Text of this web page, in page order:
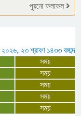
অক্ষর বাস্তবায়ন
ফরহাদ হোসেন
পুরনো ফলাফল
২৩ শ্রাবণ ১৪৩৩ বঙ্গাব্দ
সময়
সময়
সময়
সময়
সময়